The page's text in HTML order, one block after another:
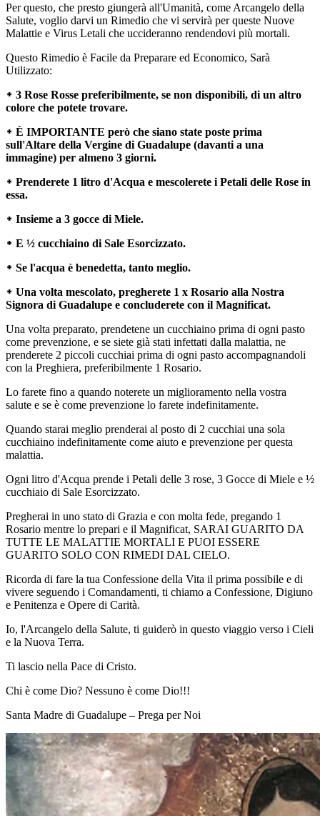
Per questo, che presto giungerà all'Umanità, come Arcangelo della
Salute, voglio darvi un Rimedio che vi servirà per queste Nuove
Malattie e Virus Letali che uccideranno rendendovi più mortali.
Questo Rimedio è Facile da Preparare ed Economico, Sarà
Utilizzato:
᛭ 3 Rose Rosse preferibilmente, se non disponibili, di un altro
colore che potete trovare.
᛭ È IMPORTANTE però che siano state poste prima
sull'Altare della Vergine di Guadalupe (davanti a una
immagine) per almeno 3 giorni.
᛭ Prenderete 1 litro d'Acqua e mescolerete i Petali delle Rose in
essa.
᛭ Insieme a 3 gocce di Miele.
᛭ E ½ cucchiaino di Sale Esorcizzato.
᛭ Se l'acqua è benedetta, tanto meglio.
᛭ Una volta mescolato, pregherete 1 x Rosario alla Nostra
Signora di Guadalupe e concluderete con il Magnificat.
Una volta preparato, prendetene un cucchiaino prima di ogni pasto
come prevenzione, e se siete già stati infettati dalla malattia, ne
prenderete 2 piccoli cucchiai prima di ogni pasto accompagnandoli
con la Preghiera, preferibilmente 1 Rosario.
Lo farete fino a quando noterete un miglioramento nella vostra
salute e se è come prevenzione lo farete indefinitamente.
Quando starai meglio prenderai al posto di 2 cucchiai una sola
cucchiaino indefinitamente come aiuto e prevenzione per questa
malattia.
Ogni litro d'Acqua prende i Petali delle 3 rose, 3 Gocce di Miele e ½
cucchiaio di Sale Esorcizzato.
Pregherai in uno stato di Grazia e con molta fede, pregando 1
Rosario mentre lo prepari e il Magnificat, SARAI GUARITO DA
TUTTE LE MALATTIE MORTALI E PUOI ESSERE
GUARITO SOLO CON RIMEDI DAL CIELO.
Ricorda di fare la tua Confessione della Vita il prima possibile e di
vivere seguendo i Comandamenti, ti chiamo a Confessione, Digiuno
e Penitenza e Opere di Carità.
Io, l'Arcangelo della Salute, ti guiderò in questo viaggio verso i Cieli
e la Nuova Terra.
Ti lascio nella Pace di Cristo.
Chi è come Dio? Nessuno è come Dio!!!
Santa Madre di Guadalupe – Prega per Noi